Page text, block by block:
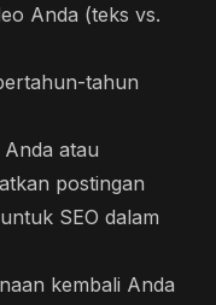
Anda (teks vs.
tahun
atau
postingan
SEO dalam
kembali Anda